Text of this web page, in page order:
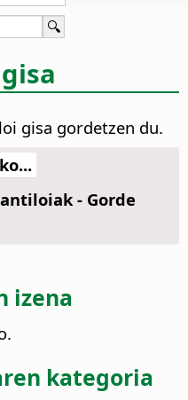
gisa gordetzen du.
- Gorde
izena
kategoria